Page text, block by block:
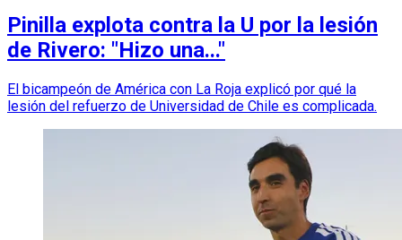
Pinilla explota contra la U por la lesión
de Rivero: "Hizo una..."
El bicampeón de América con La Roja explicó por qué la
lesión del refuerzo de Universidad de Chile es complicada.